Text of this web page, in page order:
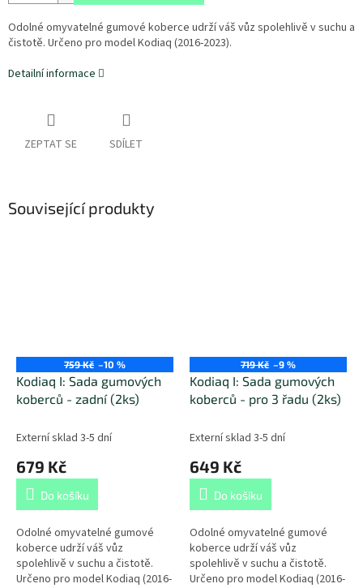
Odolné omyvatelné gumové koberce udrží váš vůz spolehlivě v suchu a
čistotě. Určeno pro model Kodiaq (2016-2023).
Detailní informace
ZEPTAT SE SDÍLET
Související produkty
759 Kč –10 %
Kodiaq I: Sada gumových
koberců - zadní (2ks)
Externí sklad 3-5 dní
679 Kč
Do košíku
Odolné omyvatelné gumové
koberce udrží váš vůz
spolehlivě v suchu a čistotě.
Určeno pro model Kodiaq (2016-
719 Kč –9 %
Kodiaq I: Sada gumových
koberců - pro 3 řadu (2ks)
Externí sklad 3-5 dní
649 Kč
Do košíku
Odolné omyvatelné gumové
koberce udrží váš vůz
spolehlivě v suchu a čistotě.
Určeno pro model Kodiaq (2016-